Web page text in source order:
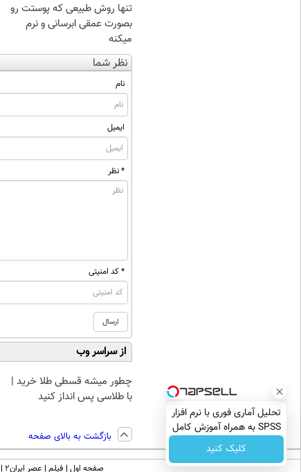
تنها روش طبیعی که پوستت رو
بصورت عمقی ابرسانی و نرم
میکنه
نظر شما
نام
ایمیل
* نظر
* کد امنیتی
از سراسر وب
چطور میشه قسطی طلا خرید |
با طلاسی پس انداز کنید
بازگشت به بالای صفحه
تحلیل آماری فوری با نرم افزار
SPSS به همراه آموزش کامل
حتی یک روزه !!
کلیک کنید
صفحه اول فیلم عصر ایران۲